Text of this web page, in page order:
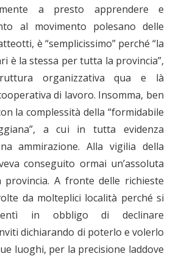
a presto apprendere e
al movimento polesano delle
è “semplicissimo” perché “la
è la stessa per tutta la provincia”,
organizzativa qua e là
di lavoro. Insomma, ben
la complessità della “formidabile
a cui in tutta evidenza
ammirazione. Alla vigilia della
conseguito ormai un’assoluta
provincia. A fronte delle richieste
da molteplici località perché si
in obbligo di declinare
dichiarando di poterlo e volerlo
luoghi, per la precisione laddove